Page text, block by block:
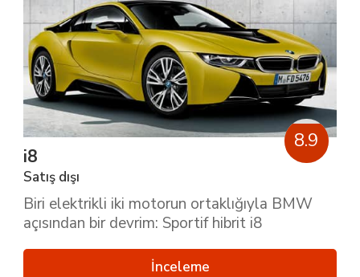
8.9
i8
Satış dışı
Biri elektrikli iki motorun ortaklığıyla BMW
açısından bir devrim: Sportif hibrit i8
İnceleme